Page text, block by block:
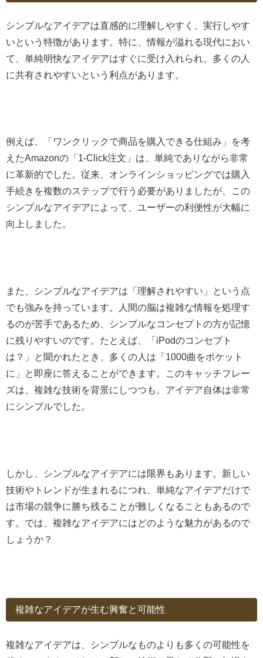
シンプルなアイデアは直感的に理解しやすく、実行しやす
いという特徴があります。特に、情報が溢れる現代におい
て、単純明快なアイデアはすぐに受け入れられ、多くの人
に共有されやすいという利点があります。
例えば、「ワンクリックで商品を購入できる仕組み」を考
えたAmazonの「1-Click注文」は、単純でありながら非常
に革新的でした。従来、オンラインショッピングでは購入
手続きを複数のステップで行う必要がありましたが、この
シンプルなアイデアによって、ユーザーの利便性が大幅に
向上しました。
また、シンプルなアイデアは「理解されやすい」という点
でも強みを持っています。人間の脳は複雑な情報を処理す
るのが苦手であるため、シンプルなコンセプトの方が記憶
に残りやすいのです。たとえば、「iPodのコンセプト
は？」と聞かれたとき、多くの人は「1000曲をポケット
に」と即座に答えることができます。このキャッチフレー
ズは、複雑な技術を背景にしつつも、アイデア自体は非常
にシンプルでした。
しかし、シンプルなアイデアには限界もあります。新しい
技術やトレンドが生まれるにつれ、単純なアイデアだけで
は市場の競争に勝ち残ることが難しくなることもあるので
す。では、複雑なアイデアにはどのような魅力があるので
しょうか？
複雑なアイデアが生む興奮と可能性
複雑なアイデアは、シンプルなものよりも多くの可能性を